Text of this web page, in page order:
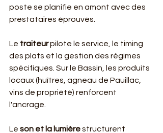
poste se planifie en amont avec des
prestataires éprouvés.
Le traiteur pilote le service, le timing
des plats et la gestion des régimes
spécifiques. Sur le Bassin, les produits
locaux (huîtres, agneau de Pauillac,
vins de propriété) renforcent
l'ancrage.
Le son et la lumière structurent